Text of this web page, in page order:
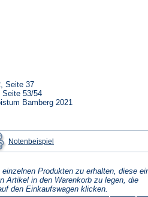
Seite 37
Seite 53/54
Bamberg 2021
Notenbeispiel in
einem
Tab)
Produkten zu erhalten, diese
Artikel in den Warenkorb zu legen, die
den Einkaufswagen klicken.